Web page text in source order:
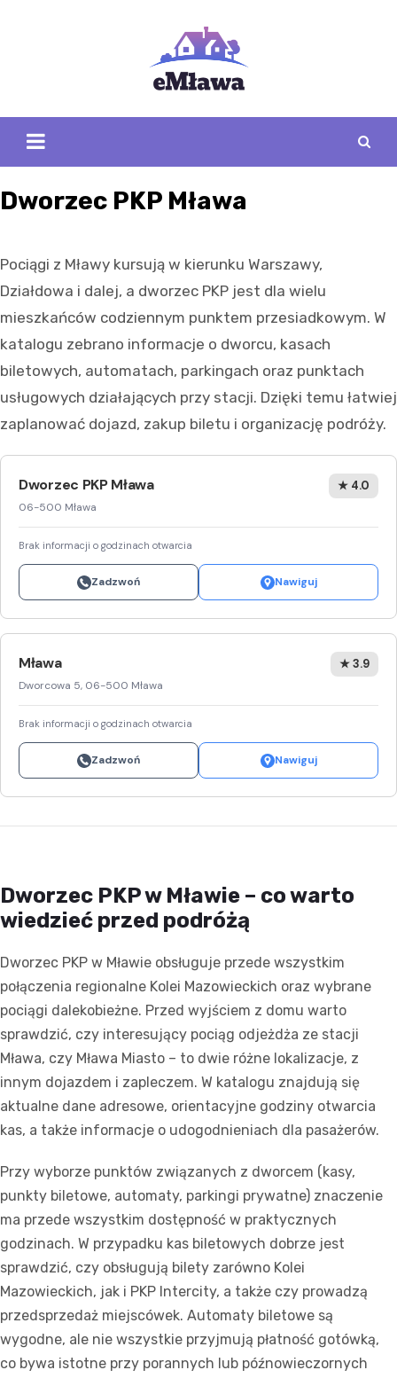
Dworzec PKP Mława
Pociągi z Mławy kursują w kierunku Warszawy,
Działdowa i dalej, a dworzec PKP jest dla wielu
mieszkańców codziennym punktem przesiadkowym. W
katalogu zebrano informacje o dworcu, kasach
biletowych, automatach, parkingach oraz punktach
usługowych działających przy stacji. Dzięki temu łatwiej
zaplanować dojazd, zakup biletu i organizację podróży.
Dworzec PKP Mława
06-500 Mława
★ 4.0
Brak informacji o godzinach otwarcia
Zadzwoń Nawiguj
Mława
Dworcowa 5, 06-500 Mława
★ 3.9
Brak informacji o godzinach otwarcia
Zadzwoń Nawiguj
Dworzec PKP w Mławie – co warto
wiedzieć przed podróżą
Dworzec PKP w Mławie obsługuje przede wszystkim
połączenia regionalne Kolei Mazowieckich oraz wybrane
pociągi dalekobieżne. Przed wyjściem z domu warto
sprawdzić, czy interesujący pociąg odjeżdża ze stacji
Mława, czy Mława Miasto – to dwie różne lokalizacje, z
innym dojazdem i zapleczem. W katalogu znajdują się
aktualne dane adresowe, orientacyjne godziny otwarcia
kas, a także informacje o udogodnieniach dla pasażerów.
Przy wyborze punktów związanych z dworcem (kasy,
punkty biletowe, automaty, parkingi prywatne) znaczenie
ma przede wszystkim dostępność w praktycznych
godzinach. W przypadku kas biletowych dobrze jest
sprawdzić, czy obsługują bilety zarówno Kolei
Mazowieckich, jak i PKP Intercity, a także czy prowadzą
przedsprzedaż miejscówek. Automaty biletowe są
wygodne, ale nie wszystkie przyjmują płatność gotówką,
co bywa istotne przy porannych lub późnowieczornych